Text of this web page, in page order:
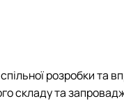
розробки та
складу та